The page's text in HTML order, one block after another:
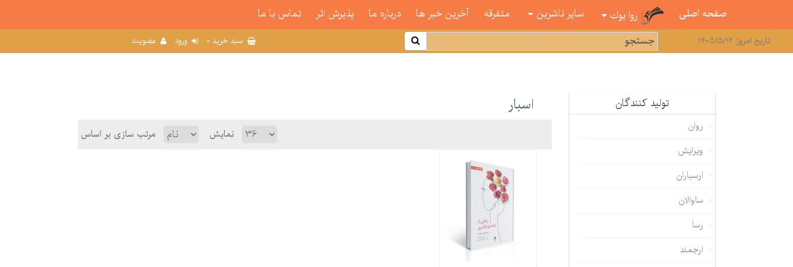
صفحه اصلی روا بوك سایر ناشرین متفرقه آخرین خبر ها درباره ما پذیرش اثر تماس با ما
تاریخ امروز: 1405/5/16 سبد خرید 0 ورود عضویت
تولید كنندگان
روان
ویرایش
ارسباران
ساوالان
رسا
ارجمند
اسبار
مرتب سازی بر اساس نمایش